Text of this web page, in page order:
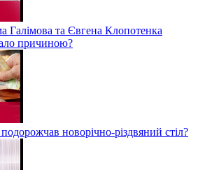
Галімова та Євгена Клопотенка
причиною?
новорічно-різдвяний стіл?